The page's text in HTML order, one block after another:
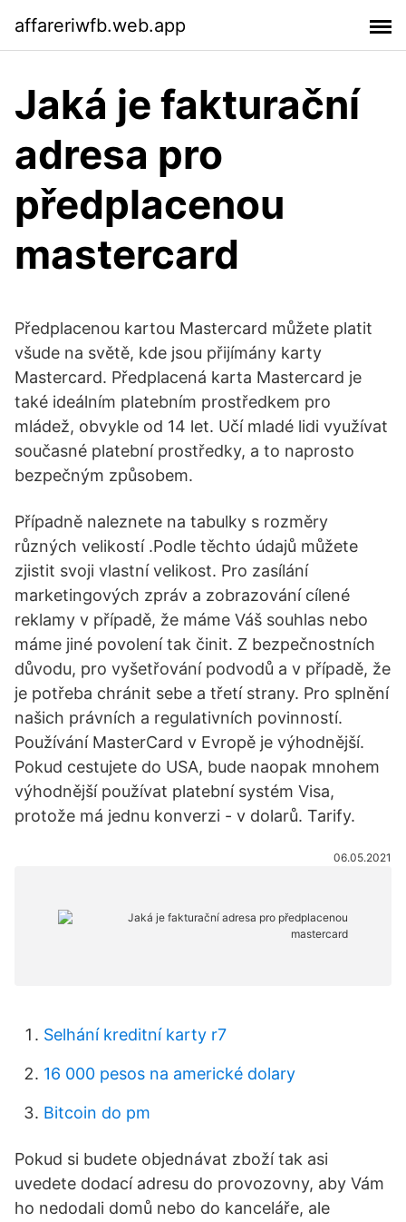
affareriwfb.web.app
Jaká je fakturační
adresa pro
předplacenou
mastercard
Předplacenou kartou Mastercard můžete platit
všude na světě, kde jsou přijímány karty
Mastercard. Předplacená karta Mastercard je
také ideálním platebním prostředkem pro
mládež, obvykle od 14 let. Učí mladé lidi využívat
současné platební prostředky, a to naprosto
bezpečným způsobem.
Případně naleznete na tabulky s rozměry
různých velikostí .Podle těchto údajů můžete
zjistit svoji vlastní velikost. Pro zasílání
marketingových zpráv a zobrazování cílené
reklamy v případě, že máme Váš souhlas nebo
máme jiné povolení tak činit. Z bezpečnostních
důvodu, pro vyšetřování podvodů a v případě, že
je potřeba chránit sebe a třetí strany. Pro splnění
našich právních a regulativních povinností.
Používání MasterCard v Evropě je výhodnější.
Pokud cestujete do USA, bude naopak mnohem
výhodnější používat platební systém Visa,
protože má jednu konverzi - v dolarů. Tarify.
06.05.2021
Selhání kreditní karty r7
16 000 pesos na americké dolary
Bitcoin do pm
Pokud si budete objednávat zboží tak asi
uvedete dodací adresu do provozovny, aby Vám
ho nedodali domů nebo do kanceláře, ale